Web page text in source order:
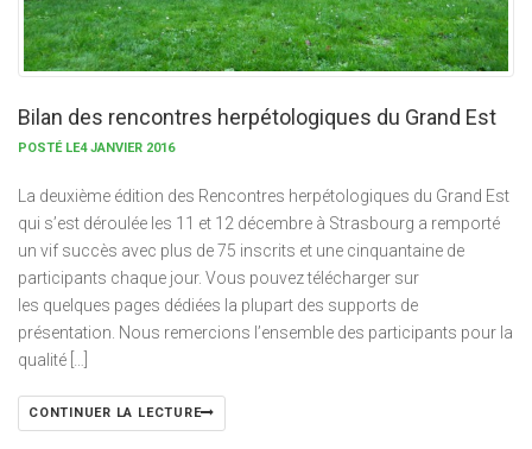
Bilan des rencontres herpétologiques du Grand Est
POSTÉ LE4 JANVIER 2016
La deuxième édition des Rencontres herpétologiques du Grand Est
qui s’est déroulée les 11 et 12 décembre à Strasbourg a remporté
un vif succès avec plus de 75 inscrits et une cinquantaine de
participants chaque jour. Vous pouvez télécharger sur
les quelques pages dédiées la plupart des supports de
présentation. Nous remercions l’ensemble des participants pour la
qualité […]
CONTINUER LA LECTURE